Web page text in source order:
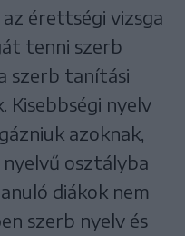
érettségi vizsga
tenni szerb
szerb tanítási
Kisebbségi nyelv
azoknak,
osztályba
diákok nem
szerb nyelv és